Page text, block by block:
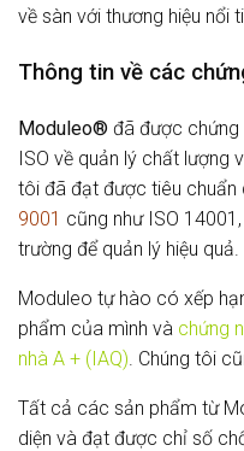
về sàn với thương hiệu nổi
Thông tin về các
Moduleo® đã được
ISO về quản lý chất lượng
tôi đã đạt được tiêu chuẩn
9001 cũng như ISO
trường để quản lý hiệu quả.
Moduleo tự hào có xếp
phẩm của mình và chứng
nhà A + (IAQ) . Chúng tôi
Tất cả các sản phẩm từ
diện và đạt được chỉ số